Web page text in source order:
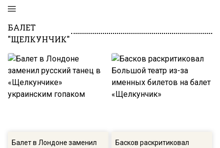
БАЛЕТ
"ЩЕЛКУНЧИК"
Балет в Лондоне заменил
Басков раскритиковал